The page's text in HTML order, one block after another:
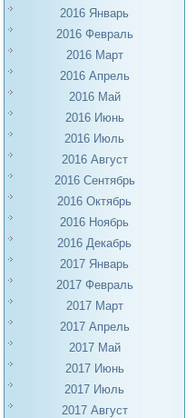
2016 Январь
2016 Февраль
2016 Март
2016 Апрель
2016 Май
2016 Июнь
2016 Июль
2016 Август
2016 Сентябрь
2016 Октябрь
2016 Ноябрь
2016 Декабрь
2017 Январь
2017 Февраль
2017 Март
2017 Апрель
2017 Май
2017 Июнь
2017 Июль
2017 Август